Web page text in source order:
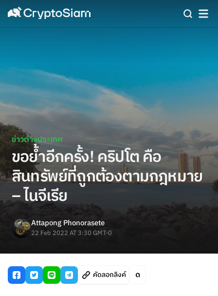
ข่าวต่างประเทศ
ขอย้ำอีกครั้ง! คริปโต คือ
สินทรัพย์ที่ถูกต้องตามกฎหมาย
– ไนจีเรีย
Attapong Phonorasete
22 Feb 2022 AT 3:30 GMT-0
คัดลอกลิงค์